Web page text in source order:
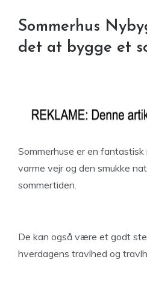
Sommerhus
det at bygge et
Sommerhuse er en
varme vejr og den smukke
sommertiden.
De kan også være et godt
hverdagens travlhed og